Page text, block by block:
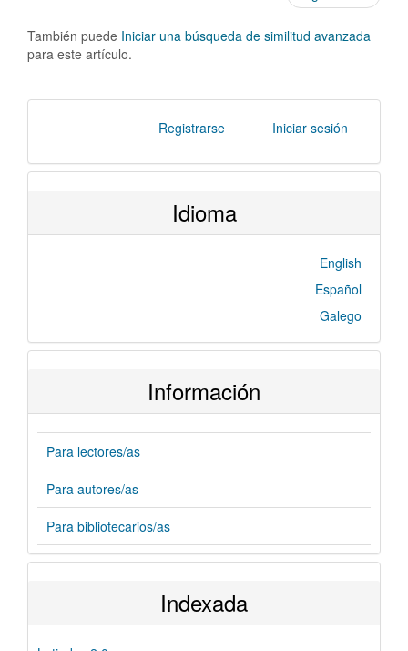
También puede Iniciar una búsqueda de similitud avanzada
para este artículo.
Registrarse Iniciar sesión
Idioma
English
Español
Galego
Información
Para lectores/as
Para autores/as
Para bibliotecarios/as
Indexada